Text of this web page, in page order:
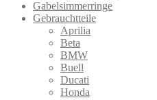
Gabelsimmerringe
Gebrauchtteile
Aprilia
Beta
BMW
Buell
Ducati
Honda